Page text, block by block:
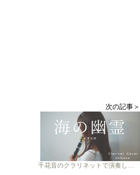
次の記事＞
千花音のクラリネットで演奏してみた vol.2 米津玄師『海の幽霊』